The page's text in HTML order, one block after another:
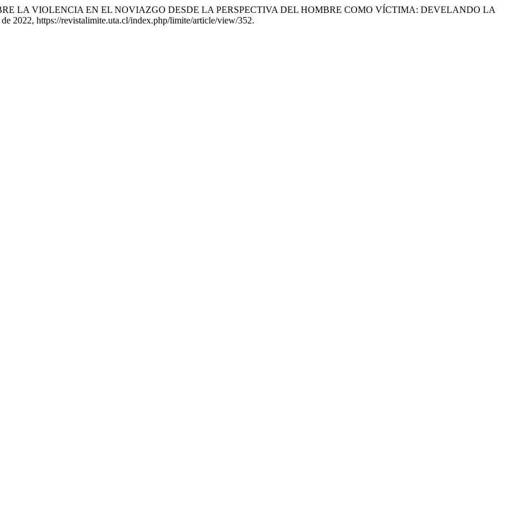
LA VIOLENCIA EN EL NOVIAZGO DESDE LA PERSPECTIVA DEL HOMBRE COMO VÍCTIMA: DEVELANDO LA
2022, https://revistalimite.uta.cl/index.php/limite/article/view/352.